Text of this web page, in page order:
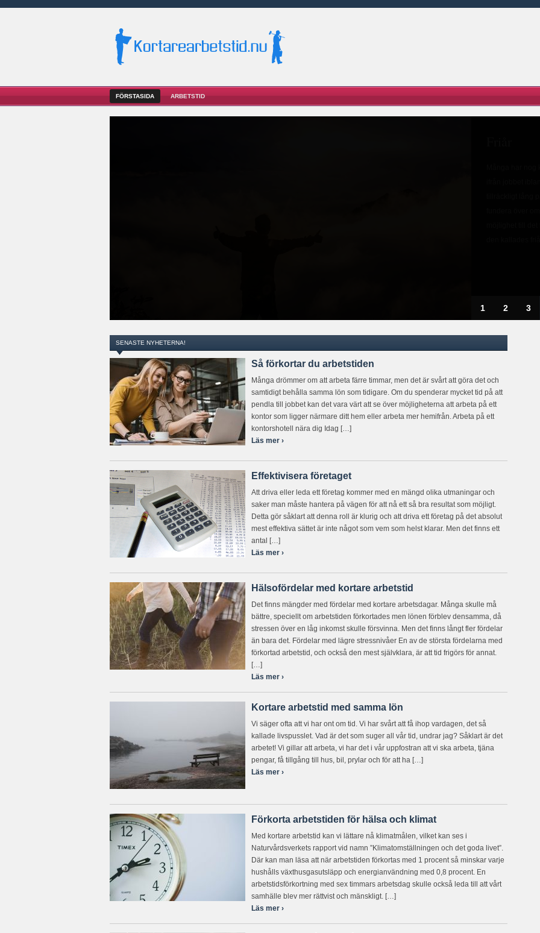
FÖRSTASIDA ARBETSTID
1 2 3
SENASTE NYHETERNA!
Så förkortar du arbetstiden
Många drömmer om att arbeta färre timmar, men det är svårt att göra det och
samtidigt behålla samma lön som tidigare. Om du spenderar mycket tid på att
pendla till jobbet kan det vara värt att se över möjligheterna att arbeta på ett
kontor som ligger närmare ditt hem eller arbeta mer hemifrån. Arbeta på ett
kontorshotell nära dig Idag […]
Läs mer ›
Effektivisera företaget
Att driva eller leda ett företag kommer med en mängd olika utmaningar och
saker man måste hantera på vägen för att nå ett så bra resultat som möjligt.
Detta gör såklart att denna roll är klurig och att driva ett företag på det absolut
mest effektiva sättet är inte något som vem som helst klarar. Men det finns ett
antal […]
Läs mer ›
Hälsofördelar med kortare arbetstid
Det finns mängder med fördelar med kortare arbetsdagar. Många skulle må
bättre, speciellt om arbetstiden förkortades men lönen förblev densamma, då
stressen över en låg inkomst skulle försvinna. Men det finns långt fler fördelar
än bara det. Fördelar med lägre stressnivåer En av de största fördelarna med
förkortad arbetstid, och också den mest självklara, är att tid frigörs för annat.
[…]
Läs mer ›
Kortare arbetstid med samma lön
Vi säger ofta att vi har ont om tid. Vi har svårt att få ihop vardagen, det så
kallade livspusslet. Vad är det som suger all vår tid, undrar jag? Såklart är det
arbetet! Vi gillar att arbeta, vi har det i vår uppfostran att vi ska arbeta, tjäna
pengar, få tillgång till hus, bil, prylar och för att ha […]
Läs mer ›
Förkorta arbetstiden för hälsa och klimat
Med kortare arbetstid kan vi lättare nå klimatmålen, vilket kan ses i
Naturvårdsverkets rapport vid namn ”Klimatomställningen och det goda livet”.
Där kan man läsa att när arbetstiden förkortas med 1 procent så minskar varje
hushålls växthusgasutsläpp och energianvändning med 0,8 procent. En
arbetstidsförkortning med sex timmars arbetsdag skulle också leda till att vårt
samhälle blev mer rättvist och mänskligt. […]
Läs mer ›